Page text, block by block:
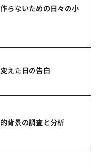
らないための日々の小
えた日の告白
背景の調査と分析